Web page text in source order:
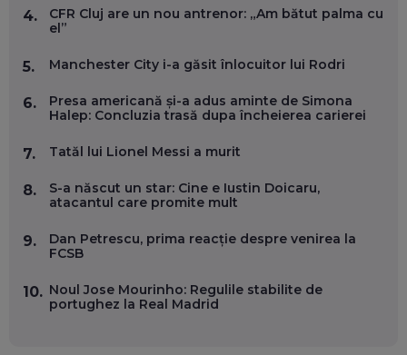
CARIERĂ DE „HACKER CU PERMIS”
ÎNVAȚĂ AEO ȘI GEO!
WASHINGTON, OCHELARI INTELIGENȚI ȘI FERME
VERTICALE FĂRĂ PĂMÂNT
VALENTIN VANCEA, CEO AL PATRIA BANK: AUTOMATIZĂM
4.
CFR Cluj are un nou antrenor: „Am bătut palma cu
el”
5. Manchester City i-a găsit înlocuitor lui Rodri
6.
Presa americană și-a adus aminte de Simona
Halep: Concluzia trasă dupa încheierea carierei
7. Tatăl lui Lionel Messi a murit
8.
S-a născut un star: Cine e Iustin Doicaru,
atacantul care promite mult
9.
Dan Petrescu, prima reacție despre venirea la
FCSB
10. Noul Jose Mourinho: Regulile stabilite de
portughez la Real Madrid